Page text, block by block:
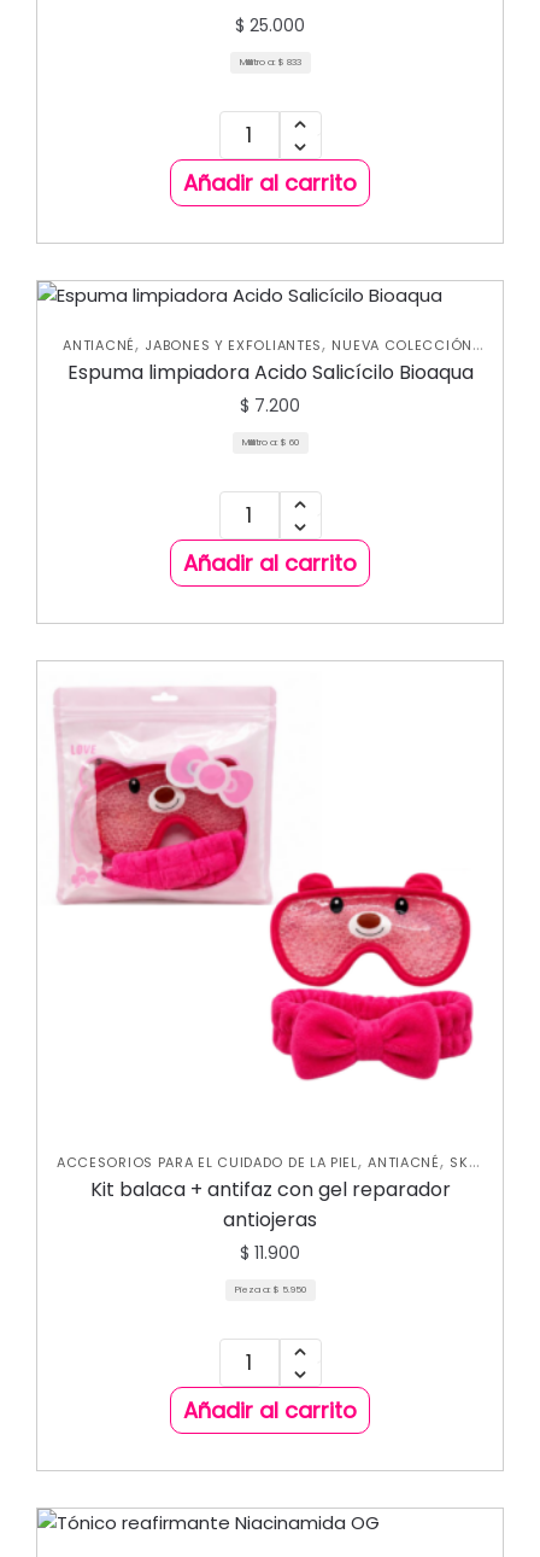
$ 25.000
Mililitro a: $ 833
Añadir al carrito
ANTIACNÉ, JABONES Y EXFOLIANTES, NUEVA COLECCIÓN,
SKIN CARE FACIAL
Espuma limpiadora Acido Salicícilo Bioaqua
$ 7.200
Mililitro a: $ 60
Añadir al carrito
ACCESORIOS PARA EL CUIDADO DE LA PIEL,ANTIACNÉ, SKIN
CARE FACIAL
VARIEDADES
Kit balaca + antifaz con gel reparador
antiojeras
$ 11.900
Pieza a: $ 5.950
Añadir al carrito